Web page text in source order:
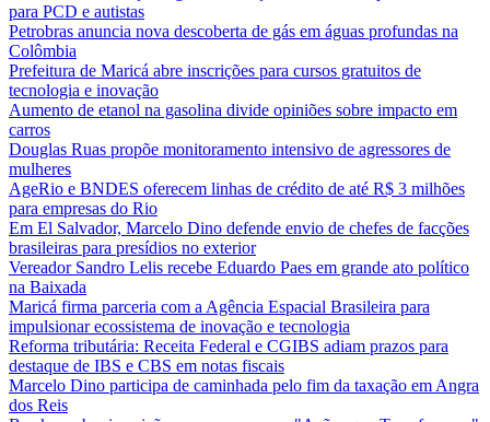
para PCD e autistas
Petrobras anuncia nova descoberta de gás em águas profundas na
Colômbia
Prefeitura de Maricá abre inscrições para cursos gratuitos de
tecnologia e inovação
Aumento de etanol na gasolina divide opiniões sobre impacto em
carros
Douglas Ruas propõe monitoramento intensivo de agressores de
mulheres
AgeRio e BNDES oferecem linhas de crédito de até R$ 3 milhões
para empresas do Rio
Em El Salvador, Marcelo Dino defende envio de chefes de facções
brasileiras para presídios no exterior
Vereador Sandro Lelis recebe Eduardo Paes em grande ato político
na Baixada
Maricá firma parceria com a Agência Espacial Brasileira para
impulsionar ecossistema de inovação e tecnologia
Reforma tributária: Receita Federal e CGIBS adiam prazos para
destaque de IBS e CBS em notas fiscais
Marcelo Dino participa de caminhada pelo fim da taxação em Angra
dos Reis